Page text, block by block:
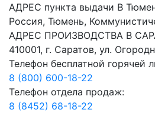
АДРЕС пункта выдачи В
Россия, Тюмень,
АДРЕС ПРОИЗВОДСТВА В
410001, г. Саратов, ул.
Телефон бесплатной горячей
8 (800) 600-18-22
Телефон отдела продаж:
8 (8452) 68-18-22